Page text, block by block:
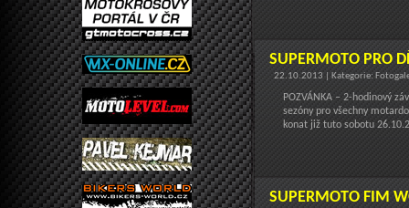
SUPERMOTO PRO
22.10.2013 | Kategorie:
POZVÁNKA – 2-hodinový
sezóny pro všechny
konat již tuto sobotu
SUPERMOTO FIM